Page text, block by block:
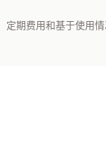
定期费用和基于使用